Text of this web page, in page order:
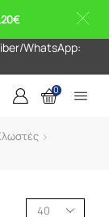
WhatsApp:
0